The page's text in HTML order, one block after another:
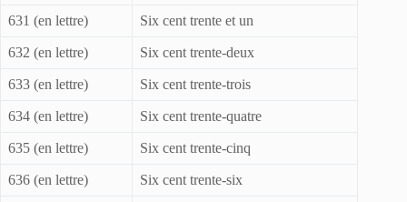
631 (en lettre) Six cent trente et un
632 (en lettre) Six cent trente-deux
633 (en lettre) Six cent trente-trois
634 (en lettre) Six cent trente-quatre
635 (en lettre) Six cent trente-cinq
636 (en lettre) Six cent trente-six